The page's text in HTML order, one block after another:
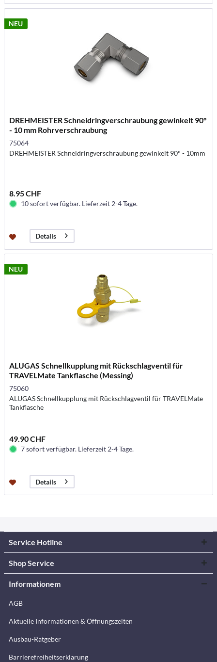
NEU
DREHMEISTER Schneidringverschraubung gewinkelt 90°
- 10 mm Rohrverschraubung
75064
DREHMEISTER Schneidringverschraubung gewinkelt 90° - 10mm
8.95 CHF
10 sofort verfügbar. Lieferzeit 2-4 Tage.
Details
NEU
ALUGAS Schnellkupplung mit Rückschlagventil für
TRAVELMate Tankflasche (Messing)
75060
ALUGAS Schnellkupplung mit Rückschlagventil für TRAVELMate
Tankflasche
49.90 CHF
7 sofort verfügbar. Lieferzeit 2-4 Tage.
Details
Service Hotline
Shop Service
Informationem
AGB
Aktuelle Informationen & Öffnungszeiten
Ausbau-Ratgeber
Barrierefreiheitserklärung